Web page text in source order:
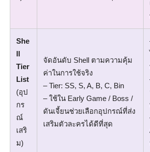
She
ll
Tier
List
(อุป
กร
ณ์
เสริ
ม)
จัดอันดับ Shell ตามความคุ้ม
ค่าในการใช้จริง
– Tier: SS, S, A, B, C, Bin
– ใช้ใน Early Game / Boss /
ดันเจี้ยนช่วยเลือกอุปกรณ์ที่ส่ง
เสริมตัวละครได้ดีที่สุด